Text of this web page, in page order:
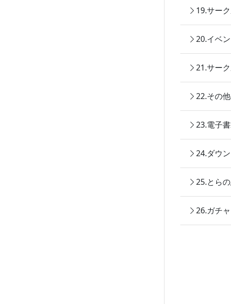
19.サー
20.イベ
21.サー
22.その
23.電子
24.ダウ
25.とら
26.ガチ